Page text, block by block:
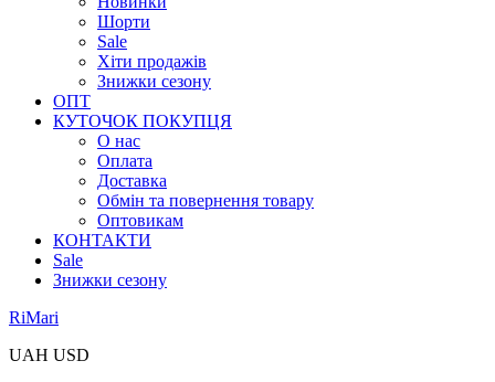
Шорти
Sale
Хіти продажів
Знижки сезону
ОПТ
КУТОЧОК ПОКУПЦЯ
О нас
Оплата
Доставка
Обмін та повернення товару
Оптовикам
КОНТАКТИ
Sale
Знижки сезону
RiMari
UAH USD